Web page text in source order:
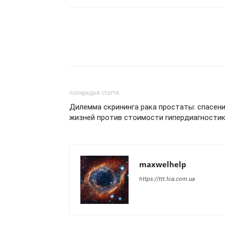
попередня стаття
Дилемма скрининга рака простаты:
жизней против стоимости
maxwelhelp
https://ttt.1ca.com.ua